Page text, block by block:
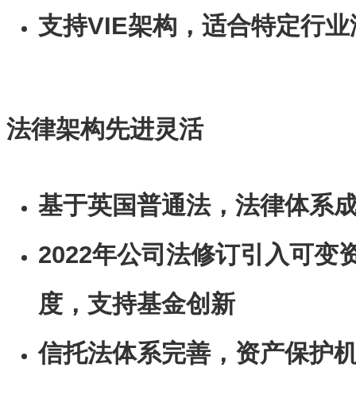
支持VIE架构，适合特定行
法律架构先进灵活
基于英国普通法，法律体系
2022年公司法修订引入可变
度，支持基金创新
信托法体系完善，资产保护